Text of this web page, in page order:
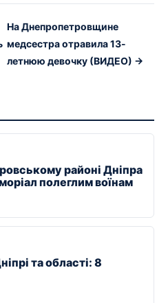
На Днепропетровщине
медсестра отравила 13-
летнюю девочку (ВИДЕО) →
районі Дніпра
полеглим воїнам
та області: 8